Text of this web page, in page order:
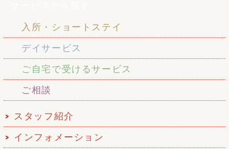
入所・ショートステイ
デイサービス
ご自宅で受けるサービス
ご相談
スタッフ紹介
インフォメーション